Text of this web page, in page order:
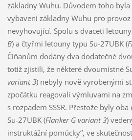
základny Wuhu. Důvodem toho
vybavení základny Wuhu pro
nevyhovující. Spolu s dvaceti
B) a čtyřmi letouny typu Su-27UBK (
Číňanům dodány dva dodatečné
totiž zjistili, že některé dvoumístné
variant 3) nebyly nově vyrobenými
zpočátku reagovali výmluvami na
s rozpadem SSSR. Přestože byly
Su-27UBK (Flanker G variant 3)
instruktážní pomůcky“, ve